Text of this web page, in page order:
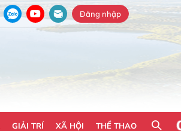
Đăng nhập
GIẢI TRÍ XÃ HỘI THỂ THAO